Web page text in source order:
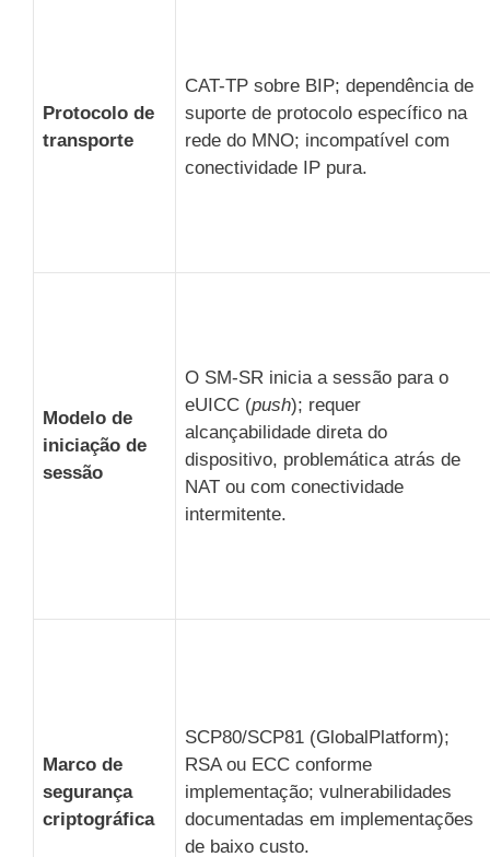
Protocolo de
transporte
CAT-TP sobre BIP; dependência de
suporte de protocolo específico na
rede do MNO; incompatível com
conectividade IP pura.
Modelo de
iniciação de
sessão
O SM-SR inicia a sessão para o
eUICC (push); requer
alcançabilidade direta do
dispositivo, problemática atrás de
NAT ou com conectividade
intermitente.
Marco de
segurança
criptográfica
SCP80/SCP81 (GlobalPlatform);
RSA ou ECC conforme
implementação; vulnerabilidades
documentadas em implementações
de baixo custo.